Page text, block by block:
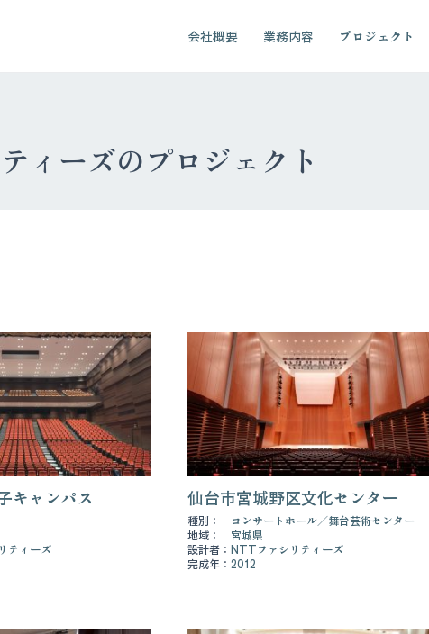
会社概要 業務内容 プロジェクト
ィーズのプロジェクト
キャンパス
ティーズ
仙台市宮城野区文化センター
種別： コンサートホール
舞台芸術センター
地域：
宮城県
設計者： NTTファシリティーズ
完成年： 2012